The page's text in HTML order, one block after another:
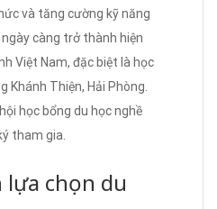
và tăng cường kỹ năng
càng trở thành hiện
Việt Nam, đặc biệt là học
Khánh Thiện, Hải Phòng.
học bổng du học nghề
tham gia.
lựa chọn du